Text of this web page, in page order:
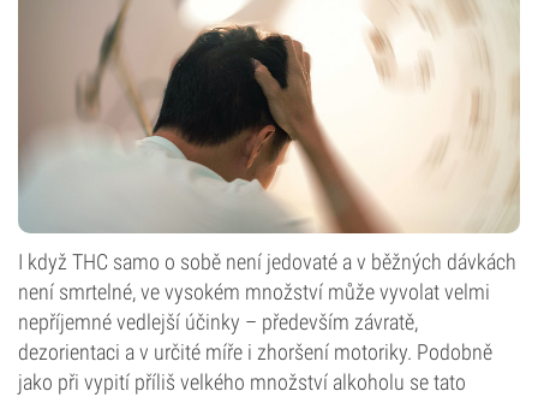
I když THC samo o sobě není jedovaté a v běžných dávkách
není smrtelné, ve vysokém množství může vyvolat velmi
nepříjemné vedlejší účinky – především závratě,
dezorientaci a v určité míře i zhoršení motoriky. Podobně
jako při vypití příliš velkého množství alkoholu se tato